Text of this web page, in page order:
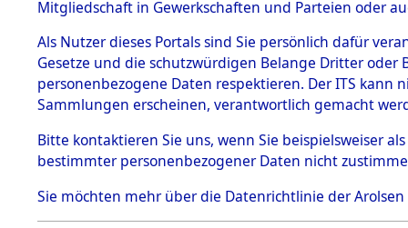
1.
mente
5. Verschiedenes
5.3
Todesmärsche
5.3.1 Alliierte
Erhebungen
zu
Todesmärsch
en
5.3.2
und
0067
Mitgliedschaft in Gewerkschaften und Parteien oder
Als Nutzer dieses Portals sind Sie persönlich dafür
Gesetze und die schutzwürdigen Belange Dritter
personenbezogene Daten respektieren. Der ITS
Sammlungen erscheinen, verantwortlich gemacht
Bitte kontaktieren Sie uns, wenn Sie beispielsweiser
bestimmter personenbezogener Daten nicht
Sie möchten mehr über die Datenrichtlinie der Arolsen